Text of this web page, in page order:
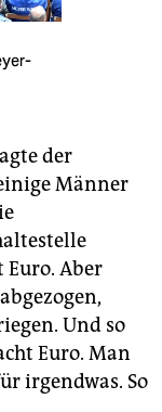
der
Männer
Euro. Aber
Und so
Euro. Man
irgendwas. So